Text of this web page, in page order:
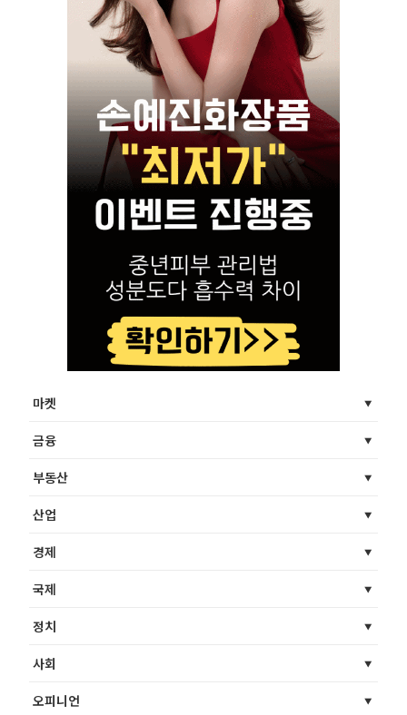
마켓
금융
부동산
산업
경제
국제
정치
사회
오피니언